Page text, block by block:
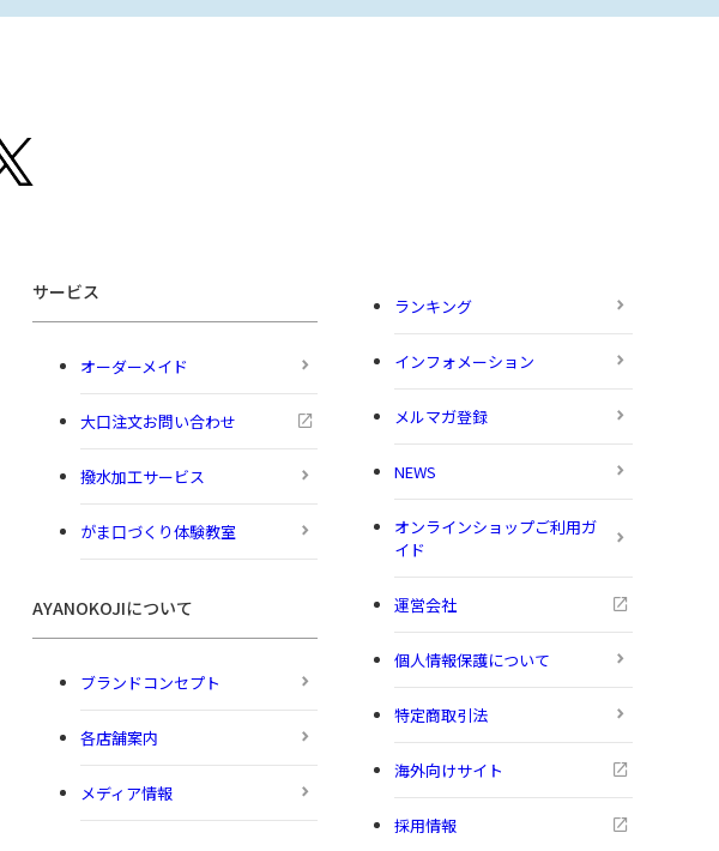
サービス
オーダーメイド
大口注文お問い合わせ
撥水加工サービス
がま口づくり体験教室
AYANOKOJIについて
ブランドコンセプト
各店舗案内
メディア情報
ランキング
インフォメーション
メルマガ登録
NEWS
オンラインショップご利用ガ
イド
運営会社
個人情報保護について
特定商取引法
海外向けサイト
採用情報